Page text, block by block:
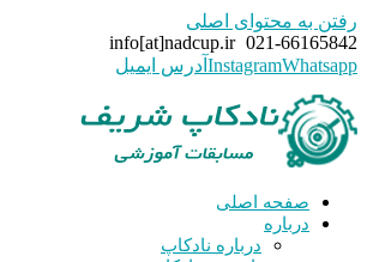
رفتن به محتوای اصلی
021-66165842
info[at]nadcup.ir
InstagramWhatsapp آدرس ایمیل
صفحه اصلی
درباره
درباره نادکاپ